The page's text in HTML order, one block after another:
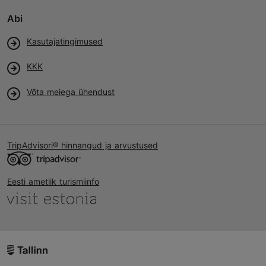
Abi
Kasutajatingimused
KKK
Võta meiega ühendust
TripAdvisori® hinnangud ja arvustused
Eesti ametlik turismiinfo